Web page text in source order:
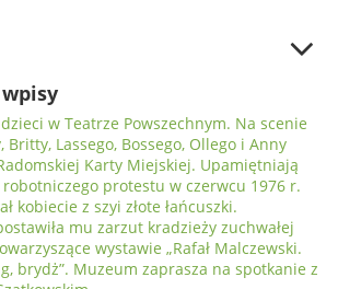
w Teatrze Powszechnym. Na scenie
Britty, Lassego, Bossego, Ollego i Anny
Karty Miejskiej. Upamiętniają
protestu w czerwcu 1976 r.
kobiecie z szyi złote łańcuszki.
mu zarzut kradzieży zuchwałej
wystawie „Rafał Malczewski.
brydż”. Muzeum zaprasza na spotkanie z